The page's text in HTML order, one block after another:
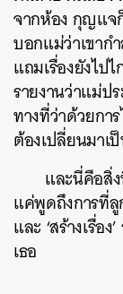
จากห้อง กุญแจ
บอกแม่ว่าเขาก
แถมเรื่องยังไป
รายงานว่าแม่ป
ทางที่ว่าด้วยกา
ต้องเปลี่ยนมา
และนี่คือสิ่
แค่พูดถึงการที่ลู
และ ‘สร้างเรื่อ
เธอ